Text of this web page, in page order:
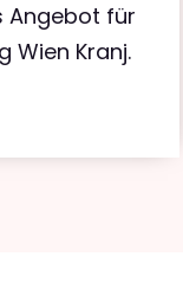
Angebot für
Wien Kranj.